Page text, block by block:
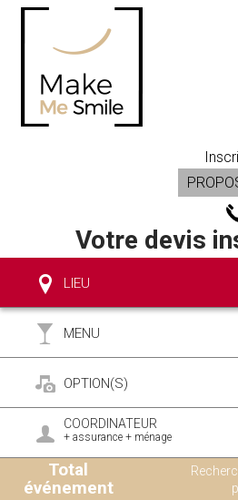
Votre devis
LIEU
MENU
OPTION(S)
COORDINATEUR
+ assurance + ménage
Total
événement